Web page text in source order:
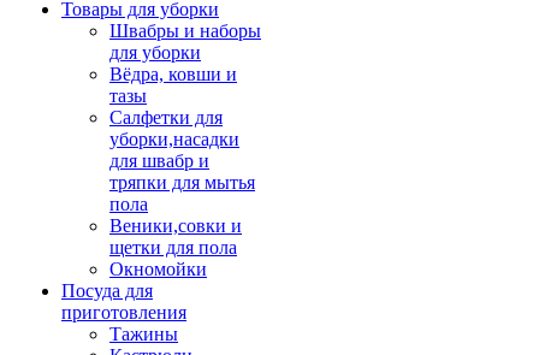
Товары для уборки
Швабры и наборы
для уборки
Вёдра, ковши и
тазы
Салфетки для
уборки,насадки
для швабр и
тряпки для мытья
пола
Веники,совки и
щетки для пола
Окномойки
Посуда для
приготовления
Тажины